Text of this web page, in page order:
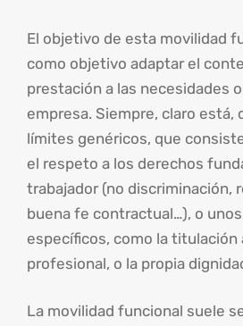
El objetivo de esta movilidad
como objetivo adaptar el
prestación a las necesidades
empresa. Siempre, claro está,
límites genéricos, que
el respeto a los derechos
trabajador (no discriminación,
buena fe contractual…), o
específicos, como la titulación
profesional, o la propia
La movilidad funcional suele